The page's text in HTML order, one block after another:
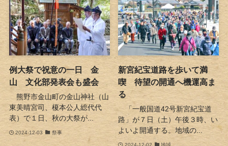
例大祭で祝意の一日 金
山 文化部発表会も盛会
熊野市金山町の金山神社（山
東美晴宮司、榎本公人総代代
表）で１日、秋の大祭が...
2024-12-03 祭事
新宮紀宝道路を歩いて満
喫 待望の開通へ機運高ま
る
「一般国道42号新宮紀宝道
路」が７日（土）午後３時、い
よいよ開通する。地域の...
2024-12-02 地域